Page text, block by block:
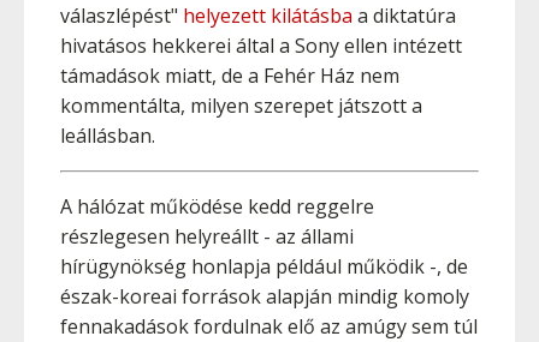
válaszlépést" helyezett kilátásba a diktatúra
hivatásos hekkerei által a Sony ellen intézett
támadások miatt, de a Fehér Ház nem
kommentálta, milyen szerepet játszott a
leállásban.
A hálózat működése kedd reggelre
részlegesen helyreállt - az állami
hírügynökség honlapja például működik -, de
észak-koreai források alapján mindig komoly
fennakadások fordulnak elő az amúgy sem túl